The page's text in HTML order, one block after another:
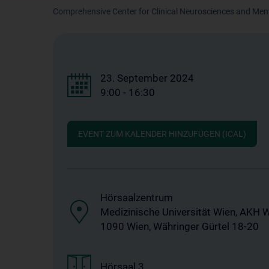
Comprehensive Center for Clinical Neurosciences and
23. September 2024
9:00 - 16:30
EVENT ZUM KALENDER HINZUFÜGEN (ICAL)
Hörsaalzentrum
Medizinische Universität Wien, AKH
1090 Wien, Währinger Gürtel 18-20
Hörsaal 3